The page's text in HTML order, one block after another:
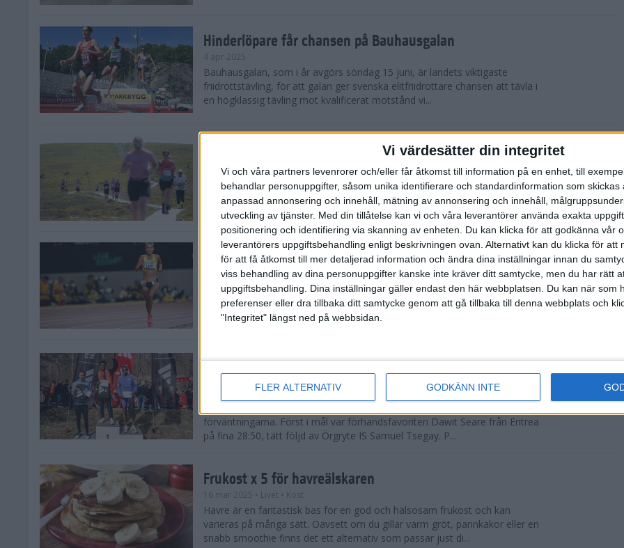
Vi värdesätter din integritet
Vi och våra partners levenrorer och/eller får åtkomst till information på en enhet, till
behandlar personuppgifter, såsom unika identifierare och standardinformation som skickas
anpassad annonsering och innehåll, mätning av annonsering och innehåll,
utveckling av tjänster. Med din tillåtelse kan vi och våra leverantörer använda exakta
positionering och identifiering via skanning av enheten. Du kan klicka för att godkänna vår
leverantörers uppgiftsbehandling enligt beskrivningen ovan. Alternativt kan du klicka för att
för att få åtkomst till mer detaljerad information och ändra dina inställningar innan du
viss behandling av dina personuppgifter kanske inte kräver ditt samtycke, men du har rätt
uppgiftsbehandling. Dina inställningar gäller endast den här webbplatsen. Du kan när som
preferenser eller dra tillbaka ditt samtycke genom att gå tillbaka till denna webbplats och
"Integritet" längst ned på webbsidan.
FLER ALTERNATIV GODKÄNN INTE
Hinderlöpare får chansen på Bauhausgalan
4 apr 2025
Bauhausgalan, som i år avgörs söndag 15 juni, är landets viktigaste
friidrottstävling, för att galan ger svenska elitfriidrottare chansen att tävla i
en högklassig tävling mot kvalificerat motstånd vi...
Satsar du på att springa Tjejmilen Sälen i juni eller något annat fjällopp i
sommar? Eller är du sugen på att ta dig an Hammarbybacken i oktober?
Stockholms brantaste är en utmaning som heter duga. Rå...
Besviken Lahti tillbaka på banan
30 mar 2025
Sarah Lahti var besviken efter sitt första lopp på 10 000 m på tre år. På
söndagen slutade den 30-åriga Hässelby-löparen på 14:e plats i San Juan
Capistrano 10 000 m utan för Los Angeles. Detta anses ...
Snabba tider när adidas Premiärmilen sprang igång
löparsäsongen!
förväntningarna. Först i mål var förhandsfavoriten Dawit Seare från Eritrea
på fina 28:50, tätt följd av Örgryte IS Samuel Tsegay. P...
Frukost x 5 för havreälskaren
16 mar 2025 • Livet • Kost
Havre är en fantastisk bas för en god och hälsosam frukost och kan
varieras på många sätt. Oavsett om du gillar varm gröt, pannkakor eller en
snabb smoothie finns det ett alternativ som passar just di...